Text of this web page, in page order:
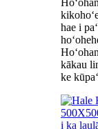
hae i
kākau
ke